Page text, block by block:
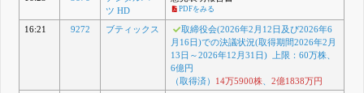
ツ HD
PDFをみる
16:21 9272 ブティックス
取締役会(2026年2月12日及び2026年6
月16日)での決議状況(取得期間2026年2月
13日～2026年12月31日) 上限：60万株、
6億円
（取得済）
14万5900株、 2億1838万円